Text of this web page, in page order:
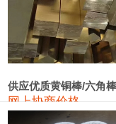
1#镁
1#电解锰(99.7%袋装)
1#电解锰
1#铬
网上协商价格